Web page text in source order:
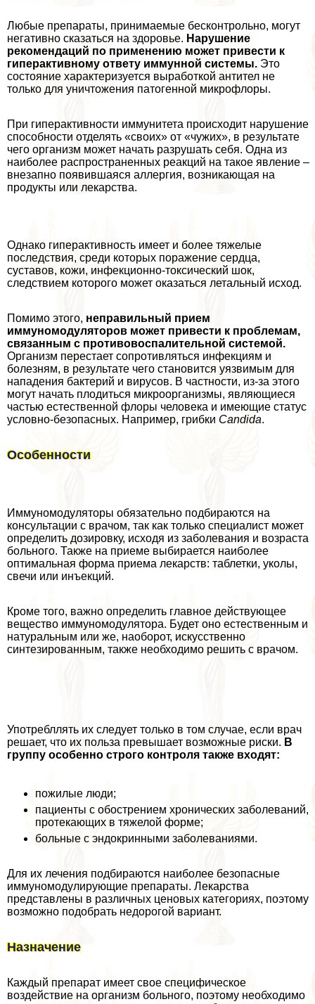
Любые препараты, принимаемые бесконтрольно, могут
негативно сказаться на здоровье. Нарушение
рекомендаций по применению может привести к
гипеpaктивному ответу иммунной системы. Это
состояние хаpaктеризуется выработкой антител не
только для уничтожения патогенной микрофлоры.
При гипеpaктивности иммунитета происходит нарушение
способности отделять «своих» от «чужих», в результате
чего организм может начать разрушать себя. Одна из
наиболее распространенных реакций на такое явление –
внезапно появившаяся аллергия, возникающая на
продукты или лекарства.
Однако гипеpaктивность имеет и более тяжелые
последствия, среди которых поражение сердца,
суставов, кожи, инфекционно-токсический шок,
следствием которого может оказаться летальный исход.
Помимо этого, неправильный прием
иммуномодуляторов может привести к проблемам,
связанным с противовоспалительной системой.
Организм перестает сопротивляться инфекциям и
болезням, в результате чего становится уязвимым для
нападения бактерий и вирусов. В частности, из-за этого
могут начать плодиться микроорганизмы, являющиеся
частью естественной флоры человека и имеющие статус
условно-безопасных. Например, грибки Candida.
Особенности
Иммуномодуляторы обязательно подбираются на
консультации с врачом, так как только специалист может
определить дозировку, исходя из заболевания и возраста
больного. Также на приеме выбирается наиболее
оптимальная форма приема лекарств: таблетки, уколы,
свечи или инъекций.
Кроме того, важно определить главное действующее
вещество иммуномодулятора. Будет оно естественным и
натуральным или же, наоборот, искусственно
синтезированным, также необходимо решить с врачом.
Употрeбллять их следует только в том случае, если врач
решает, что их польза превышает возможные риски. В
группу особенно строго контроля также входят:
пожилые люди;
пациенты с обострением хронических заболеваний,
протекающих в тяжелой форме;
больные с эндокринными заболеваниями.
Для их лечения подбираются наиболее безопасные
иммуномодулирующие препараты. Лекарства
представлены в различных ценовых категориях, поэтому
возможно подобрать недорогой вариант.
Назначение
Каждый препарат имеет свое специфическое
воздействие на организм больного, поэтому необходимо